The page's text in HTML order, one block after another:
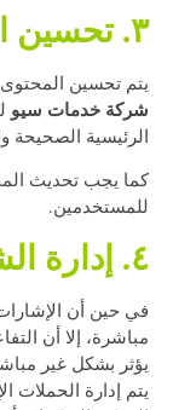
٣. تحسين المحتوى
يتم تحسين
شركة خدمات سيو
الرئيسية الصحيحة
كما يجب تحديث
للمستخدمين.
٤. إدارة الشبكات الاجتماعية
في حين أن
مباشرة، إلا أن
يؤثر بشكل غير
يتم إدارة الحملات